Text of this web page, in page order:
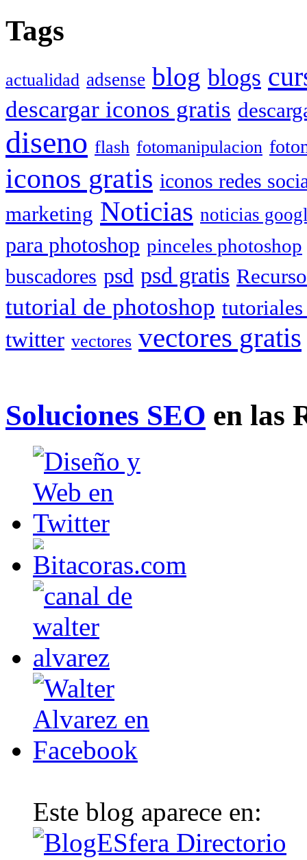
Tags
actualidad adsense blog blogs
descargar iconos gratis
diseno flash fotomanipulacion
iconos gratis iconos redes
marketing Noticias noticias
para photoshop pinceles photoshop
buscadores psd psd gratis
tutorial de photoshop
twitter vectores vectores gratis
Soluciones SEO en las
Este blog aparece en: